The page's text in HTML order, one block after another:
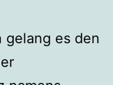
gelang es den